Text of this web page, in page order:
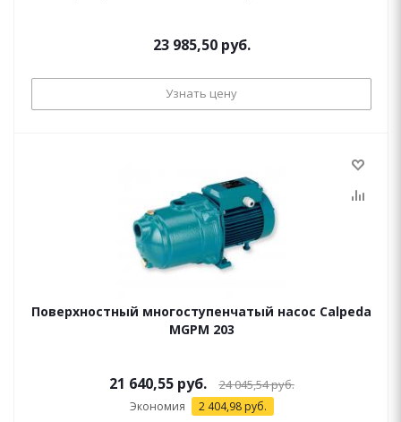
23 985,50 руб.
Узнать цену
Поверхностный многоступенчатый насос Calpeda
MGPM 203
21 640,55 руб. 24 045,54 руб.
Экономия 2 404,98руб.